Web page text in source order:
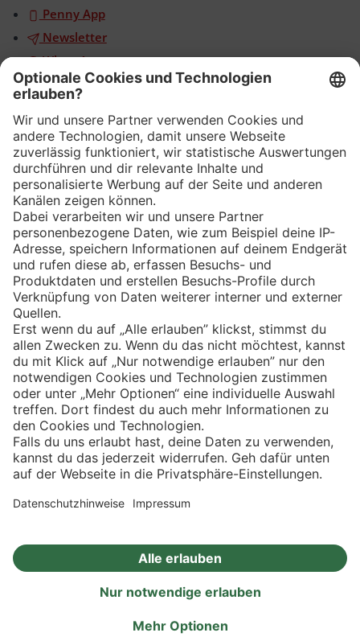
Aktionen Rezepte
Penny App
Newsletter
WhatsApp
App
Eishockey
Impressum
Privatsphäre-Einstellungen